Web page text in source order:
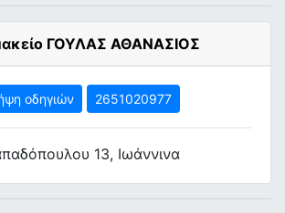
ΓΟΥΛΑΣ ΑΘΑΝΑΣΙΟΣ
οδηγιών 2651020977
13, Ιωάννινα